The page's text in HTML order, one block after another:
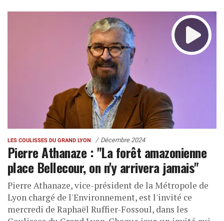
LES COULISSES DU GRAND LYON Décembre 2024
Pierre Athanaze : "La forêt amazonienne
place Bellecour, on n'y arrivera jamais"
Pierre Athanaze, vice-président de la Métropole de
Lyon chargé de l'Environnement, est l'invité ce
mercredi de Raphaël Ruffier-Fossoul, dans les